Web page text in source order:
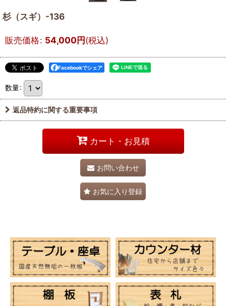
杉（スギ）-136
販売価格: 54,000円(税込)
Facebookでシェア
数量:
返品特約に関する重要事項
カート・お見積
お問い合わせ
お気に入り登録